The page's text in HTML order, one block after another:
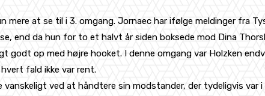
at se til i 3. omgang. Jornaec har ifølge meldinger fra
end da hun for to et halvt år siden boksede mod Dina
op med højre hooket. I denne omgang var Holzken
fald ikke var rent.
ved at håndtere sin modstander, der tydeligvis var